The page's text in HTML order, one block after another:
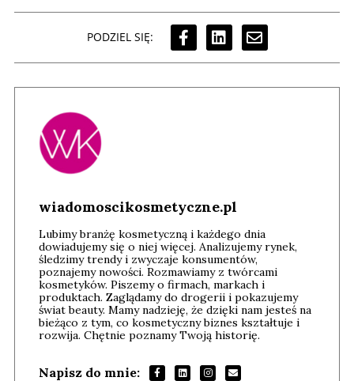
PODZIEL SIĘ:
wiadomoscikosmetyczne.pl
Lubimy branżę kosmetyczną i każdego dnia
dowiadujemy się o niej więcej. Analizujemy rynek,
śledzimy trendy i zwyczaje konsumentów,
poznajemy nowości. Rozmawiamy z twórcami
kosmetyków. Piszemy o firmach, markach i
produktach. Zaglądamy do drogerii i pokazujemy
świat beauty. Mamy nadzieję, że dzięki nam jesteś na
bieżąco z tym, co kosmetyczny biznes kształtuje i
rozwija. Chętnie poznamy Twoją historię.
Napisz do mnie: